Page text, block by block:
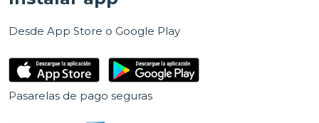
Desde App Store o Google Play
Pasarelas de pago seguras